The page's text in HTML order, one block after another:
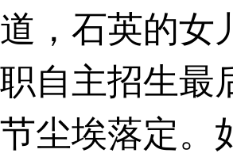
道，石英的女
职自主招生最
节尘埃落定。